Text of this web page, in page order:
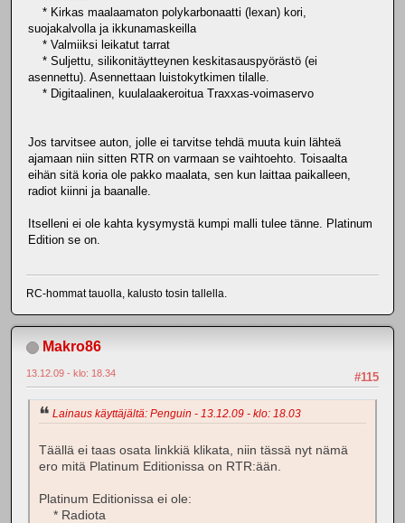
* Kirkas maalaamaton polykarbonaatti (lexan) kori,
suojakalvolla ja ikkunamaskeilla
* Valmiiksi leikatut tarrat
* Suljettu, silikonitäytteynen keskitasauspyörästö (ei
asennettu). Asennettaan luistokytkimen tilalle.
* Digitaalinen, kuulalaakeroitua Traxxas-voimaservo
Jos tarvitsee auton, jolle ei tarvitse tehdä muuta kuin lähteä
ajamaan niin sitten RTR on varmaan se vaihtoehto. Toisaalta
eihän sitä koria ole pakko maalata, sen kun laittaa paikalleen,
radiot kiinni ja baanalle.
Itselleni ei ole kahta kysymystä kumpi malli tulee tänne. Platinum
Edition se on.
RC-hommat tauolla, kalusto tosin tallella.
Makro86
#115
13.12.09 - klo: 18.34
Lainaus käyttäjältä: Penguin - 13.12.09 - klo: 18.03
Täällä ei taas osata linkkiä klikata, niin tässä nyt nämä
ero mitä Platinum Editionissa on RTR:ään.
Platinum Editionissa ei ole:
* Radiota